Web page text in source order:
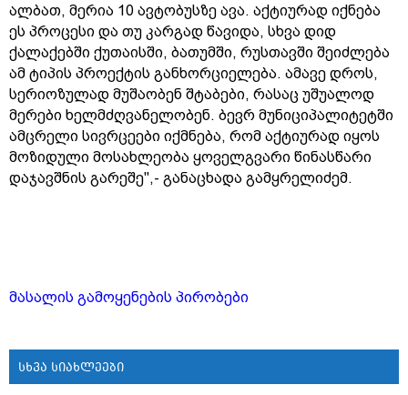
ალბათ, მერია 10 ავტობუსზე ავა. აქტიურად იქნება
ეს პროცესი და თუ კარგად წავიდა, სხვა დიდ
ქალაქებში ქუთაისში, ბათუმში, რუსთავში შეიძლება
ამ ტიპის პროექტის განხორციელება. ამავე დროს,
სერიოზულად მუშაობენ შტაბები, რასაც უშუალოდ
მერები ხელმძღვანელობენ. ბევრ მუნიციპალიტეტში
ამცრელი სივრცეები იქმნება, რომ აქტიურად იყოს
მოზიდული მოსახლეობა ყოველგვარი წინასწარი
დაჯავშნის გარეშე",- განაცხადა გამყრელიძემ.
მასალის გამოყენების პირობები
სხვა სიახლეები